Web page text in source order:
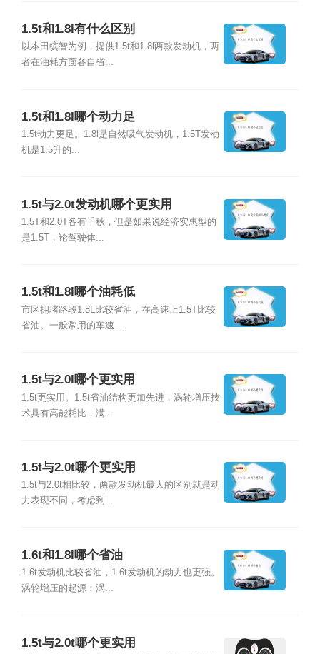
1.5t和1.8l有什么区别
以本田缤智为例，提供1.5t和1.8l两款发动机，两
者在油耗方面各自省...
1.5t和1.8l哪个动力足
1.5t动力更足。1.8l是自然吸气发动机，1.5T发动
机是1.5升的...
1.5t与2.0t发动机哪个更实用
1.5T和2.0T各有千秋，但是如果说经济实惠型的
是1.5T，论驾驶体...
1.5t和1.8l哪个油耗低
市区拥堵路段1.8L比较省油，在高速上1.5T比较
省油。一般常用的车速...
1.5t与2.0l哪个更实用
1.5t更实用。1.5t省油结构更加先进，涡轮增压技
术具有高能耗比，满...
1.5t与2.0t哪个更实用
1.5t与2.0t相比较，两款发动机最大的区别就是动
力表现不同，考虑到...
1.6t和1.8l哪个省油
1.6t发动机比较省油，1.6t发动机的动力也更强。
涡轮增压的起源：涡...
1.5t与2.0t哪个更实用